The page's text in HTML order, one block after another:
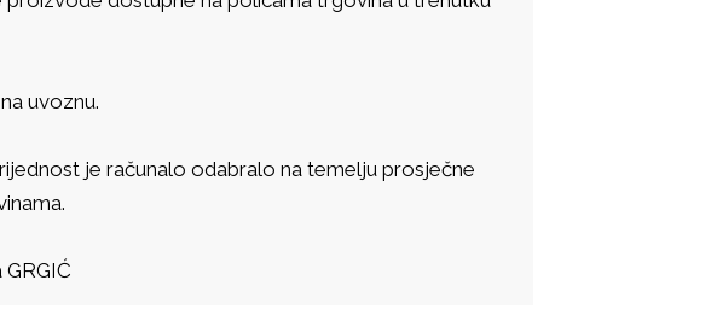
uvoznu.
je računalo odabralo na temelju prosječne